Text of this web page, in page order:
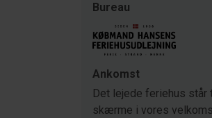
Bureau
Ankomst
Det lejede feriehus står
skærme i vores